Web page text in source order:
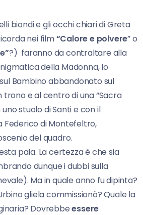
biondi e gli occhi chiari di Greta
nei film“Calore e polvere” o
?) faranno da contraltare alla
della Madonna, lo
Bambino abbandonato sul
trono e al centro di una “Sacra
stuolo di Santi e con il
di Montefeltro,
del quadro.
pala. La certezza è che sia
dunque i dubbi sulla
Ma in quale anno fu dipinta?
gliela commissionò? Quale la
Dovrebbeessere